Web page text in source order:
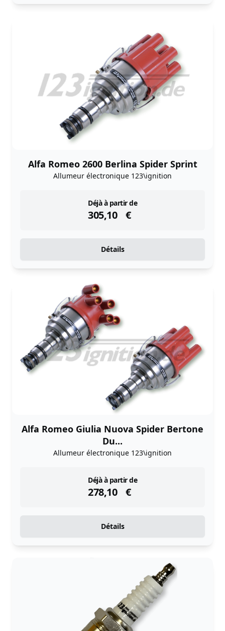
Alfa Romeo 2600 Berlina Spider Sprint
Allumeur électronique 123\ignition
Déjà à partir de
305,10 €
instock
Détails
Alfa Romeo Giulia Nuova Spider Bertone
Du...
Allumeur électronique 123\ignition
Déjà à partir de
278,10 €
instock
Détails